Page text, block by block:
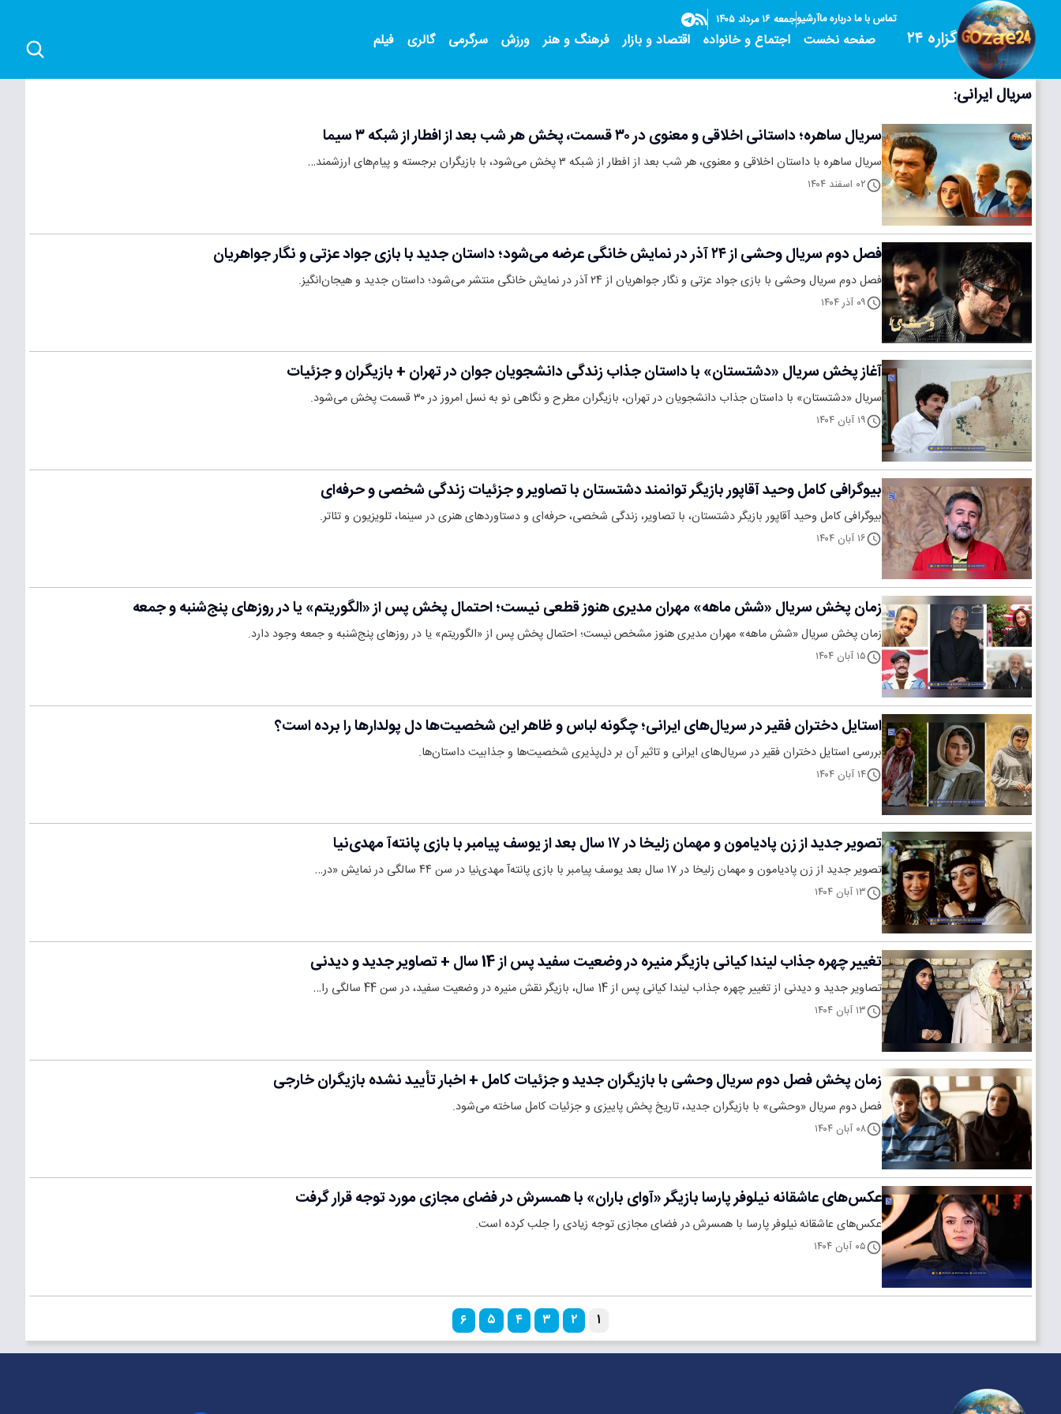
گزاره ۲۴
تماس با مادرباره ماآرشیوجمعه ۱۶ مرداد ۱۴۰۵
صفحه نخست اجتماع و خانواده اقتصاد و بازار فرهنگ و هنر ورزش سرگرمی گالری فیلم
سریال ایرانی:
سریال ساهره؛ داستانی اخلاقی و معنوی در ۳۰ قسمت، پخش هر شب بعد از افطار از شبکه ۳ سیما
سریال ساهره با داستان اخلاقی و معنوی، هر شب بعد از افطار از شبکه ۳ پخش می‌شود، با بازیگران برجسته و پیام‌های ارزشمند…
۰۲ اسفند ۱۴۰۴
فصل دوم سریال وحشی از ۲۴ آذر در نمایش خانگی عرضه می‌شود؛ داستان جدید با بازی جواد عزتی و نگار جواهریان
فصل دوم سریال وحشی با بازی جواد عزتی و نگار جواهریان از ۲۴ آذر در نمایش خانگی منتشر می‌شود؛ داستان جدید و هیجان‌انگیز.
۰۹ آذر ۱۴۰۴
آغاز پخش سریال «دشتستان» با داستان جذاب زندگی دانشجویان جوان در تهران + بازیگران و جزئیات
سریال «دشتستان» با داستان جذاب دانشجویان در تهران، بازیگران مطرح و نگاهی نو به نسل امروز در ۳۰ قسمت پخش می‌شود.
۱۹ آبان ۱۴۰۴
بیوگرافی کامل وحید آقاپور بازیگر توانمند دشتستان با تصاویر و جزئیات زندگی شخصی و حرفه‌ای
بیوگرافی کامل وحید آقاپور بازیگر دشتستان، با تصاویر، زندگی شخصی، حرفه‌ای و دستاوردهای هنری در سینما، تلویزیون و تئاتر.
۱۶ آبان ۱۴۰۴
زمان پخش سریال «شش ماهه» مهران مدیری هنوز قطعی نیست؛ احتمال پخش پس از «الگوریتم» یا در روزهای پنج‌شنبه و جمعه
زمان پخش سریال «شش ماهه» مهران مدیری هنوز مشخص نیست؛ احتمال پخش پس از «الگوریتم» یا در روزهای پنج‌شنبه و جمعه وجود دارد.
۱۵ آبان ۱۴۰۴
استایل دختران فقیر در سریال‌های ایرانی؛ چگونه لباس و ظاهر این شخصیت‌ها دل پولدارها را برده است؟
بررسی استایل دختران فقیر در سریال‌های ایرانی و تاثیر آن بر دل‌پذیری شخصیت‌ها و جذابیت داستان‌ها.
۱۴ آبان ۱۴۰۴
تصویر جدید از زن پادیامون و مهمان زلیخا در ۱۷ سال بعد از یوسف پیامبر با بازی پانته‌آ مهدی‌نیا
تصویر جدید از زن پادیامون و مهمان زلیخا در ۱۷ سال بعد یوسف پیامبر با بازی پانته‌آ مهدی‌نیا در سن ۴۴ سالگی در نمایش «در…
۱۳ آبان ۱۴۰۴
تغییر چهره جذاب لیندا کیانی بازیگر منیره در وضعیت سفید پس از 14 سال + تصاویر جدید و دیدنی
تصاویر جدید و دیدنی از تغییر چهره جذاب لیندا کیانی پس از 14 سال، بازیگر نقش منیره در وضعیت سفید، در سن 44 سالگی را…
۱۳ آبان ۱۴۰۴
زمان پخش فصل دوم سریال وحشی با بازیگران جدید و جزئیات کامل + اخبار تأیید نشده بازیگران خارجی
فصل دوم سریال «وحشی» با بازیگران جدید، تاریخ پخش پاییزی و جزئیات کامل ساخته می‌شود.
۰۸ آبان ۱۴۰۴
عکس‌های عاشقانه نیلوفر پارسا بازیگر «آوای باران» با همسرش در فضای مجازی مورد توجه قرار گرفت
عکس‌های عاشقانه نیلوفر پارسا با همسرش در فضای مجازی توجه زیادی را جلب کرده است.
۰۵ آبان ۱۴۰۴
۱ ۲ ۳ ۴ ۵ ۶